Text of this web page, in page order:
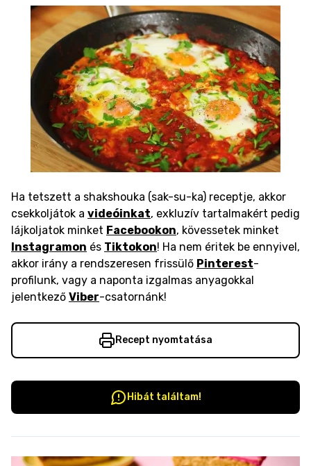
Ha tetszett a shakshouka (sak-su-ka) receptje, akkor
csekkoljátok a videóinkat, exkluzív tartalmakért pedig
lájkoljatok minket Facebookon, kövessetek minket
Instagramon és Tiktokon! Ha nem éritek be ennyivel,
akkor irány a rendszeresen frissülő Pinterest-
profilunk, vagy a naponta izgalmas anyagokkal
jelentkező Viber-csatornánk!
Recept nyomtatása
Hibát találtam!